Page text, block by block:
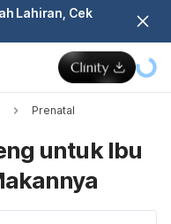
Lahiran, Cek
Prenatal
untuk Ibu